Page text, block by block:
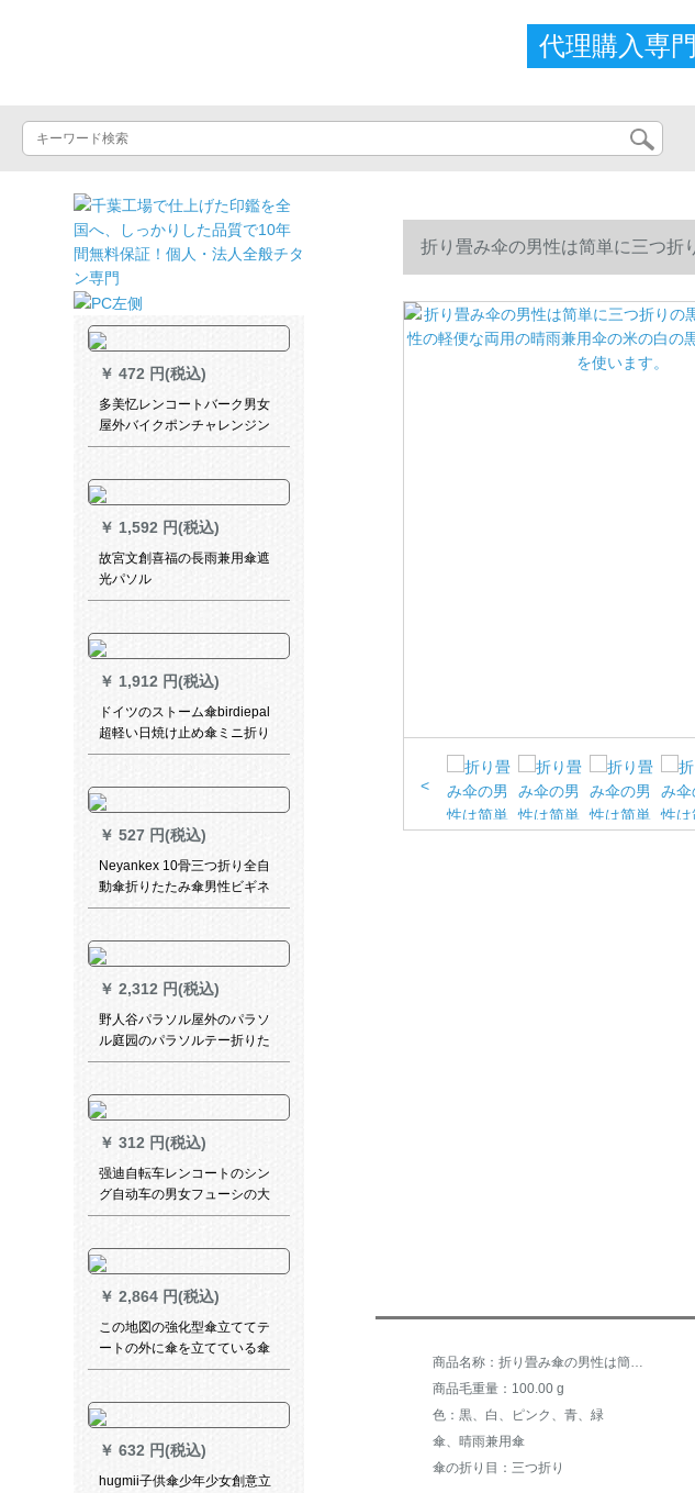
代理購入専
￥ 472 円(税込)
多美忆レンコートバーク男女
屋外バイクポンチャレンジン
グセンター大帽子のファンシ
ク白XL
￥ 1,592 円(税込)
故宮文創喜福の長雨兼用傘遮
光パソル
￥ 1,912 円(税込)
ドイツのストーム傘birdiepal
超軽い日焼け止め傘ミニ折り
たみ畳傘男性女性用ポケト傘
1032バール
￥ 527 円(税込)
Neyankex 10骨三つ折り全自
動傘折りたたみ傘男性ビギネ
リヴィンテージ紳士傘カスタ
￥ 2,312 円(税込)
野人谷パラソル屋外のパラソ
ル庭园のパラソルテー折りた
たたみみ大广告伞の日伞ロマ
ぐ60 kgの水座YRG-080
￥ 312 円(税込)
强迪自転车レンコートのシン
グ自动车の男女フューシの大
きな帽子のつばは反射板が长
イタスを共有します。
￥ 2,864 円(税込)
この地図の強化型傘立ててテ
ートの外に傘を立てている傘
を持って鍵をかけます。ホテ
置いています。
￥ 632 円(税込)
hugmii子供傘少年少女創意立
折り畳み伞の男性は简単に三つ折
を使います。
<
商品名称：折り畳み傘の男性は簡単に三つ折りの黒いゴムの日傘の日よけの傘の女性の軽便な両用の晴雨兼用傘の白い黒いゴムのコーティング
商品毛重量：100.00 g
色：黒、白、ピンク、青、緑
傘、晴雨兼用傘
傘の折り目：三つ折り